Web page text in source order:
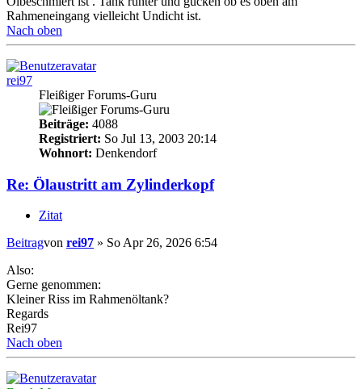
Rahmeneingang vielleicht Undicht ist.
Nach oben
rei97
Fleißiger Forums-Guru
Beiträge: 4088
Registriert: So Jul 13, 2003 20:14
Wohnort: Denkendorf
Re: Ölaustritt am Zylinderkopf
Zitat
Beitragvon rei97 » So Apr 26, 2026 6:54
Also:
Gerne genommen:
Kleiner Riss im Rahmenöltank?
Regards
Rei97
Nach oben